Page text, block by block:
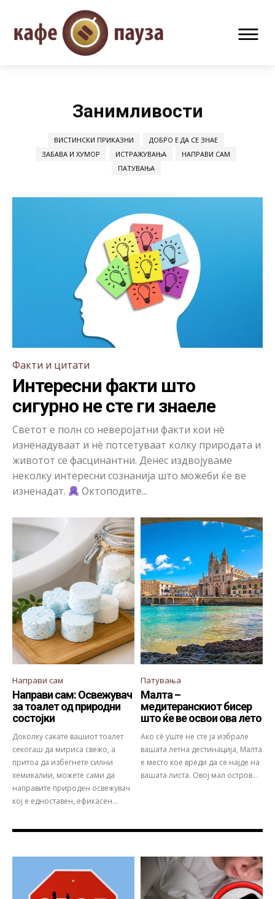
Занимливости
ВИСТИНСКИ ПРИКАЗНИ
ДОБРО Е ДА СЕ ЗНАЕ
ЗАБАВА И ХУМОР
ИСТРАЖУВАЊА
НАПРАВИ САМ
ПАТУВАЊА
Факти и цитати
Интересни факти што
сигурно не сте ги знаеле
Светот е полн со неверојатни факти кои нè
изненадуваат и нè потсетуваат колку природата и
животот се фасцинантни. Денес издвојуваме
неколку интересни сознанија што можеби ќе ве
изненадат.
Октоподите...
Направи сам
Направи сам: Освежувач
за тоалет од природни
состојки
Доколку сакате вашиот тоалет
секогаш да мириса свежо, а
притоа да избегнете силни
хемикалии, можете сами да
направите природен освежувач
кој е едноставен, ефикасен...
Патувања
Малта –
медитеранскиот бисер
што ќе ве освои ова лето
Ако сè уште не сте ја избрале
вашата летна дестинација, Малта
е место кое вреди да се најде на
вашата листа. Овој мал остров...